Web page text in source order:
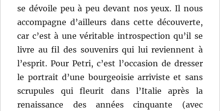
se dévoile peu à peu devant nos yeux. Il nous
accompagne d’ailleurs dans cette découverte,
car c’est à une véritable introspection qu’il se
livre au fil des souvenirs qui lui reviennent à
l’esprit. Pour Petri, c’est l’occasion de dresser
le portrait d’une bourgeoisie arriviste et sans
scrupules qui fleurit dans l’Italie après la
renaissance des années cinquante (avec